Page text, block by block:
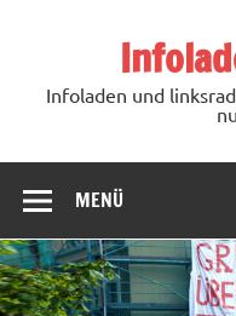
Infoladen und
MENÜ